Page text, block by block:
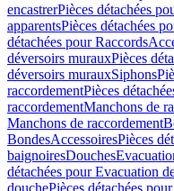
encastrerPièces détachées
apparentsPièces détachées
détachées pour Raccords
déversoirs murauxPièces
déversoirs murauxSiphons
raccordementPièces
raccordementManchons de
Manchons de raccordement
BondesAccessoiresPièces
baignoiresDouches
détachées pour Evacuation
douchePièces détachées